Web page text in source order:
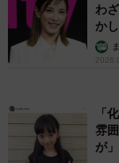
わ
か
「
雰
が